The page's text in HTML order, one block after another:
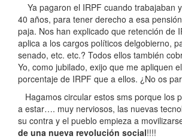
Ya pagaron el IRPF cuando trabajaban
40 años, para tener derecho a esa
paja. Nos han explicado que retención de
aplica a los cargos políticos delgobierno,
senado, etc. etc.? Todos ellos también
Yo, como jubilado, exijo que me apliquen
porcentaje de IRPF que a ellos. ¿No os
Hagamos circular estos sms porque los
a estar…. muy nerviosos, las nuevas
su contra y el pueblo empieza a
de una nueva revolución social!!!!